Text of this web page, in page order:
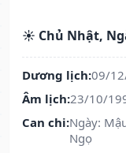
☀️ Chủ Nhật,
Dương lịch:09/
Âm lịch:23/10/
Can chi:Ngày:
Ngọ